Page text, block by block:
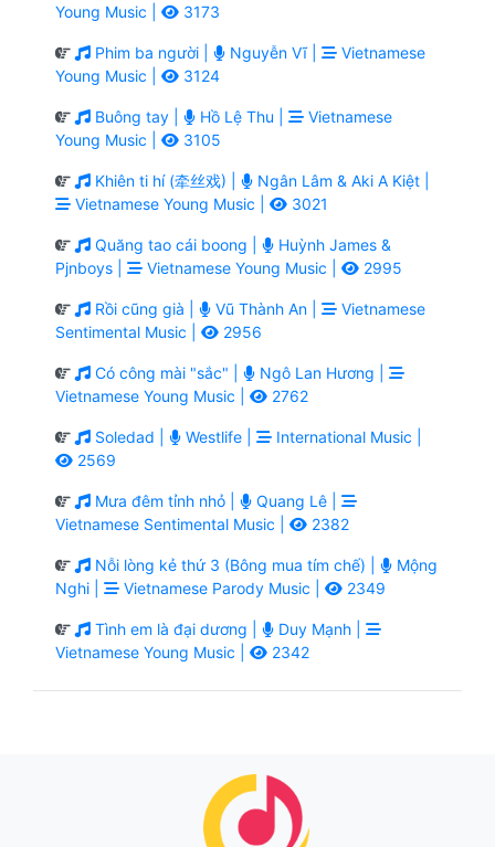
Young Music |
3173
Phim ba người | Nguyễn Vĩ |
Vietnamese
Young Music |
3124
Buông tay | Hồ Lệ Thu |
Vietnamese
Young Music |
3105
Khiên ti hí (牵丝戏) |
Ngân Lâm & Aki A Kiệt |
Vietnamese Young Music |
3021
Quăng tao cái boong |
Huỳnh James &
Pjnboys |
Vietnamese Young Music | 2995
Rồi cũng già | Vũ Thành An |
Vietnamese
Sentimental Music |
2956
Có công mài "sắc" |
Ngô Lan Hương |
Vietnamese Young Music |
2762
Soledad | Westlife |
International Music |
2569
Mưa đêm tỉnh nhỏ |
Quang Lê |
Vietnamese Sentimental Music |
2382
Nỗi lòng kẻ thứ 3 (Bông mua tím chế) |
Mộng
Nghi |
Vietnamese Parody Music | 2349
Tình em là đại dương |
Duy Mạnh |
Vietnamese Young Music |
2342